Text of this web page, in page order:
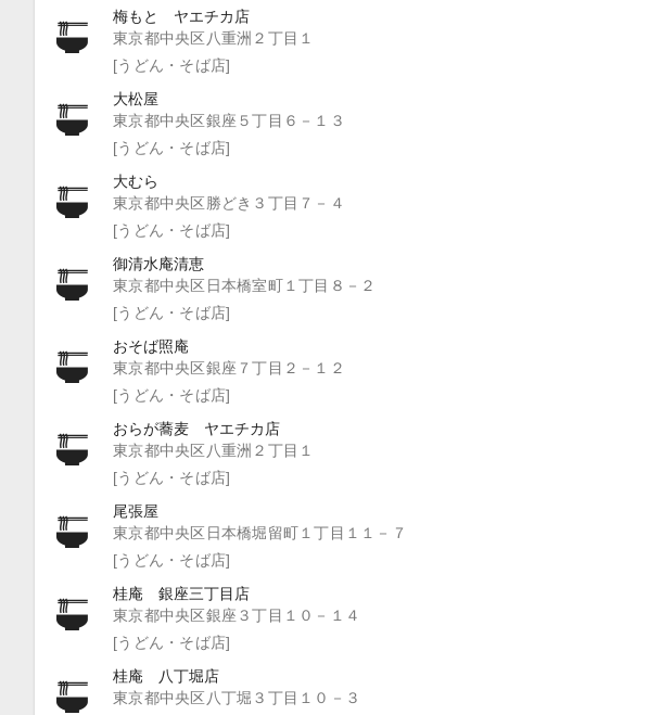
梅もと ヤエチカ店
東京都中央区八重洲２丁目１
[うどん・そば店]
大松屋
東京都中央区銀座５丁目６－１３
[うどん・そば店]
大むら
東京都中央区勝どき３丁目７－４
[うどん・そば店]
御清水庵清恵
東京都中央区日本橋室町１丁目８－２
[うどん・そば店]
おそば照庵
東京都中央区銀座７丁目２－１２
[うどん・そば店]
おらが蕎麦 ヤエチカ店
東京都中央区八重洲２丁目１
[うどん・そば店]
尾張屋
東京都中央区日本橋堀留町１丁目１１－７
[うどん・そば店]
桂庵 銀座三丁目店
東京都中央区銀座３丁目１０－１４
[うどん・そば店]
桂庵 八丁堀店
東京都中央区八丁堀３丁目１０－３